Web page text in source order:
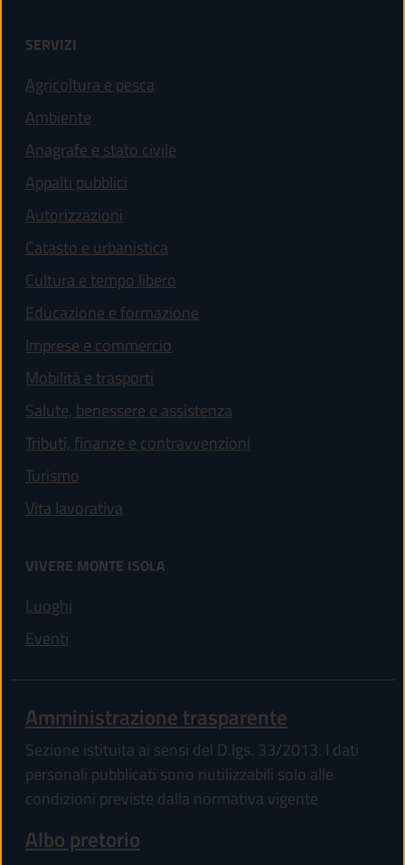
SERVIZI
Agricoltura e pesca
Ambiente
Anagrafe e stato civile
Appalti pubblici
Autorizzazioni
Catasto e urbanistica
Cultura e tempo libero
Educazione e formazione
Imprese e commercio
Mobilità e trasporti
Salute, benessere e assistenza
Tributi, finanze e contravvenzioni
Turismo
Vita lavorativa
VIVERE MONTE ISOLA
Luoghi
Eventi
Amministrazione trasparente
Sezione istituita ai sensi del D.lgs. 33/2013. I dati
personali pubblicati sono riutilizzabili solo alle
condizioni previste dalla normativa vigente
Albo pretorio